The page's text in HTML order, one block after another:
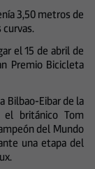
3,50 metros de
curvas.
el 15 de abril de
Premio Bicicleta
Bilbao-Eibar de la
el británico Tom
del Mundo
una etapa del